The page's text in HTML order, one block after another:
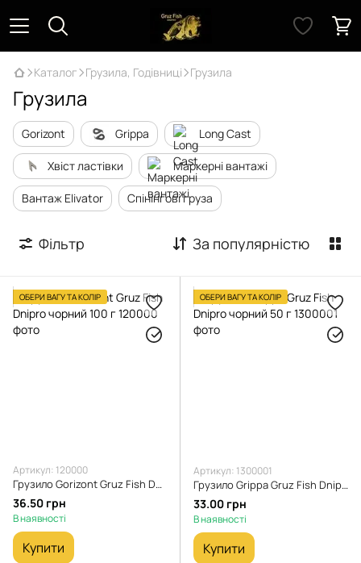
Каталог Грузила, Годівниці Грузила
Грузила
Gorizont Grippa Long Cast
Хвіст ластівки Маркерні вантажі
Вантаж Elivator Спінінгові груза
Фільтр За популярністю
ОБЕРИ ВАГУ ТА КОЛІР
Артикул: 120000
Грузило Gorizont Gruz Fish Dnipro чорний 100 г
36.50 грн
В наявності
Купити
ОБЕРИ ВАГУ ТА КОЛІР
Артикул: 1300001
Грузило Grippa Gruz Fish Dnipro чорний 50 г
33.00 грн
В наявності
Купити